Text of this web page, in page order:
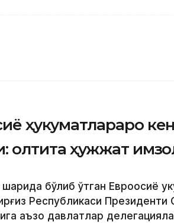
ҳукуматлараро
олтита ҳужжат
бўлиб ўтган Евроосиё
Республикаси
аъзо давлатлар